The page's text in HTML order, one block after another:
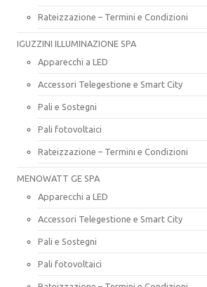
Rateizzazione – Termini e Condizioni
IGUZZINI ILLUMINAZIONE SPA
Apparecchi a LED
Accessori Telegestione e Smart City
Pali e Sostegni
Pali fotovoltaici
Rateizzazione – Termini e Condizioni
MENOWATT GE SPA
Apparecchi a LED
Accessori Telegestione e Smart City
Pali e Sostegni
Pali fotovoltaici